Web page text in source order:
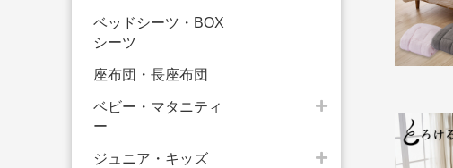
ベッドシーツ・BOX
シーツ
座布団・長座布団
ベビー・マタニティ
ー
ジュニア・キッズ